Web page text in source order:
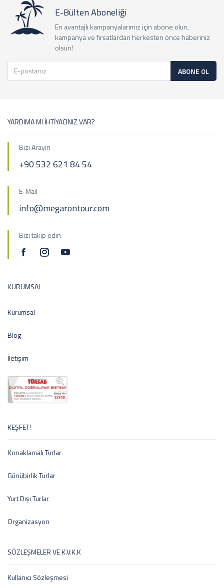
E-Bülten Aboneliği
En avantajlı kampanyalarımız için abone olun,
kampanya ve fırsatlardan herkesten önce haberiniz
olsun!
ABONE OL
YARDIMA MI İHTİYACINIZ VAR?
Bizi Arayın
+90 532 621 84 54
E-Mail
info@megarontour.com
Bizi takip edin
KURUMSAL
Kurumsal
Blog
İletişim
KEŞFET!
Konaklamalı Turlar
Günübirlik Turlar
Yurt Dışı Turlar
Organizasyon
SÖZLEŞMELER VE K.V.K.K
Kullanıcı Sözleşmesi